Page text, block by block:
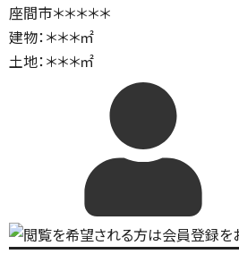
座間市＊＊＊＊＊
建物：＊＊＊㎡
土地：＊＊＊㎡